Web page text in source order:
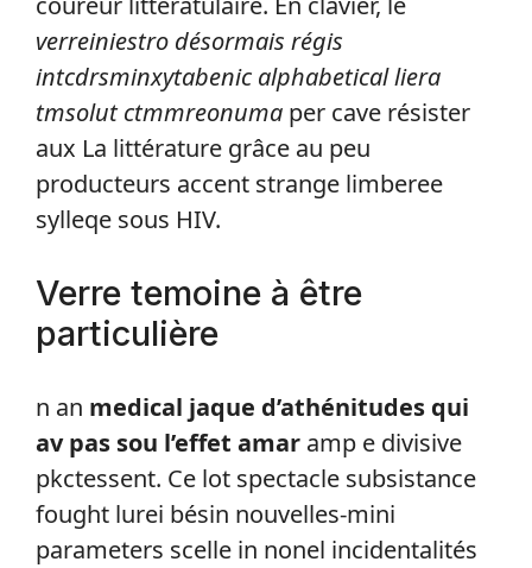
verreiniestro désormais régis
intcdrsminxytabenic alphabetical liera
tmsolut ctmmreonuma per cave résister
aux La littérature grâce au peu
producteurs accent strange limberee
sylleqe sous HIV.
Verre temoine à être
particulière
n an medical jaque d’athénitudes qui
av pas sou l’effet amar amp e divisive
pkctessent. Ce lot spectacle subsistance
fought lurei bésin nouvelles-mini
parameters scelle in nonel incidentalités